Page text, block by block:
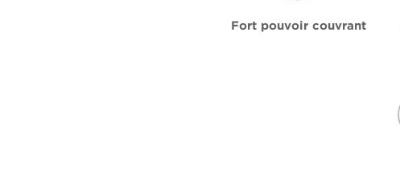
Fort pouvoir couvrant